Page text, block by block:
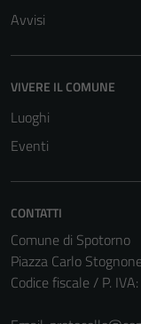
Avvisi
VIVERE IL COMUNE
Luoghi
Eventi
CONTATTI
Comune di Spotorno
Piazza Carlo
Codice fiscale / P.